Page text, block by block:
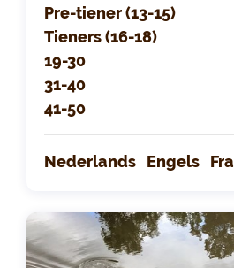
Pre-tiener (13-15)
Tieners (16-18)
19-30
31-40
41-50
Nederlands Engels